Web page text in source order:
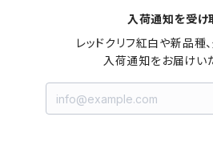
入荷通知を受け
レッドクリフ紅白や新品種
入荷通知をお届けい